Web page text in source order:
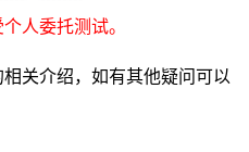
人委托测试。
相关介绍，如有其他疑问可以